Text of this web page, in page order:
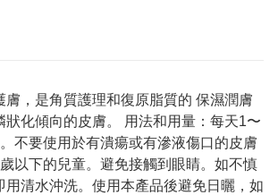
膚，是角質護理和復原脂質的 保濕潤膚
狀化傾向的皮膚。 用法和用量：每天1〜
不要使用於有潰瘍或有滲液傷口的皮膚
歲以下的兒童。避免接觸到眼睛。如不慎
用清水沖洗。使用本產品後避免日曬，如